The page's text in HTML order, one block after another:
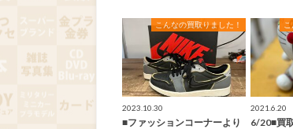
こんなの買取りました！
2023.10.30
■ファッションコーナーより
2021.6.20
6/20■買